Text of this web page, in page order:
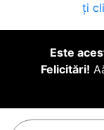
ți
Este
Felicitări!